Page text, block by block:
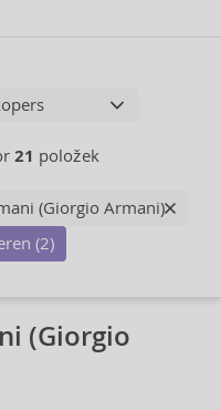
21 položek
(Giorgio Armani)
(2)
(Giorgio